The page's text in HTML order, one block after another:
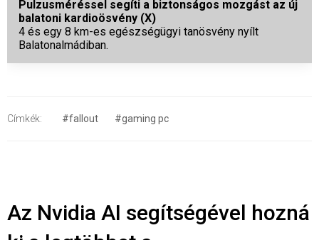
Pulzusméréssel segíti a biztonságos mozgást az új
balatoni kardioösvény (X)
4 és egy 8 km-es egészségügyi tanösvény nyílt
Balatonalmádiban.
Címkék: #fallout #gaming pc
Az Nvidia AI segítségével hozná